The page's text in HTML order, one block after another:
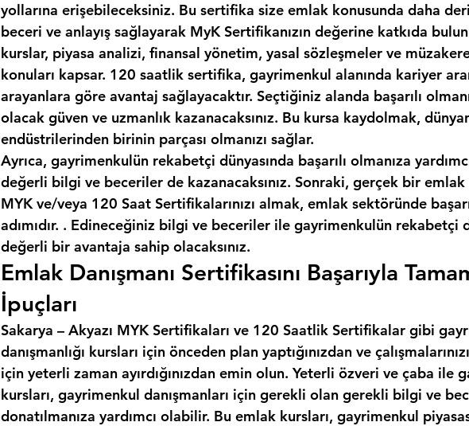
yollarına erişebileceksiniz. Bu sertifika size emlak konusunda daha
beceri ve anlayış sağlayarak MyK Sertifikanızın değerine katkıda
kurslar, piyasa analizi, finansal yönetim, yasal sözleşmeler ve
konuları kapsar. 120 saatlik sertifika, gayrimenkul alanında kariyer
arayanlara göre avantaj sağlayacaktır. Seçtiğiniz alanda başarılı
olacak güven ve uzmanlık kazanacaksınız. Bu kursa kaydolmak,
endüstrilerinden birinin parçası olmanızı sağlar.
Ayrıca, gayrimenkulün rekabetçi dünyasında başarılı olmanıza
değerli bilgi ve beceriler de kazanacaksınız. Sonraki, gerçek bir
MYK ve/veya 120 Saat Sertifikalarınızı almak, emlak sektöründe
adımıdır. . Edineceğiniz bilgi ve beceriler ile gayrimenkulün rekabetçi
değerli bir avantaja sahip olacaksınız.
Emlak Danışmanı Sertifikasını Başarıyla
İpuçları
Sakarya – Akyazı MYK Sertifikaları ve 120 Saatlik Sertifikalar gibi
danışmanlığı kursları için önceden plan yaptığınızdan ve
için yeterli zaman ayırdığınızdan emin olun. Yeterli özveri ve çaba ile
kursları, gayrimenkul danışmanları için gerekli olan gerekli bilgi ve
donatılmanıza yardımcı olabilir. Bu emlak kursları, gayrimenkul